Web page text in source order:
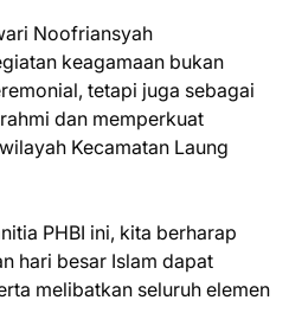
Noofriansyah
keagamaan bukan
tetapi juga sebagai
dan memperkuat
Kecamatan Laung
PHBI ini, kita berharap
hari besar Islam dapat
melibatkan seluruh elemen